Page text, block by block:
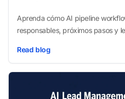
Aprenda cómo AI pipeline
responsables, próximos pasos y
Read blog